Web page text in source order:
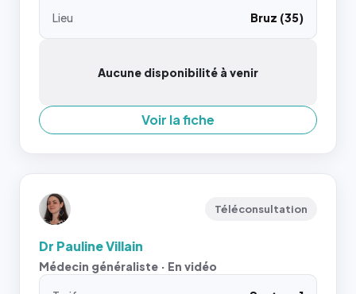
Lieu
Bruz (35)
Aucune disponibilité à venir
Voir la fiche
Téléconsultation
Dr Pauline Villain
Médecin généraliste · En vidéo